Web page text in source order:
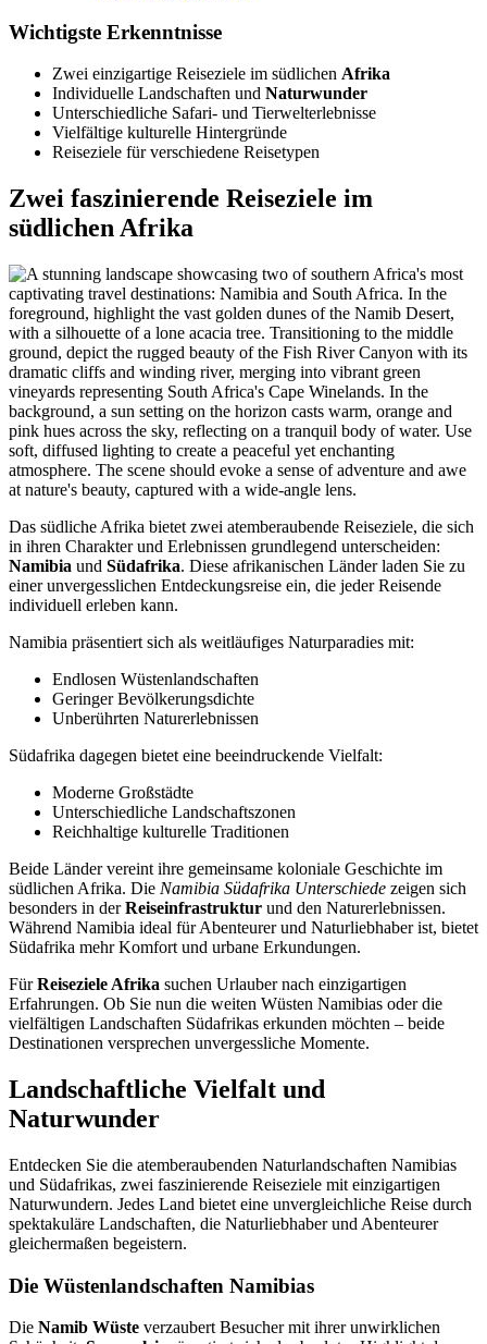
Wichtigste Erkenntnisse
Zwei einzigartige Reiseziele im südlichen Afrika
Individuelle Landschaften und Naturwunder
Unterschiedliche Safari- und Tierwelterlebnisse
Vielfältige kulturelle Hintergründe
Reiseziele für verschiedene Reisetypen
Zwei faszinierende Reiseziele im
südlichen Afrika
Das südliche Afrika bietet zwei atemberaubende Reiseziele, die sich
in ihren Charakter und Erlebnissen grundlegend unterscheiden:
Namibia und Südafrika. Diese afrikanischen Länder laden Sie zu
einer unvergesslichen Entdeckungsreise ein, die jeder Reisende
individuell erleben kann.
Namibia präsentiert sich als weitläufiges Naturparadies mit:
Endlosen Wüstenlandschaften
Geringer Bevölkerungsdichte
Unberührten Naturerlebnissen
Südafrika dagegen bietet eine beeindruckende Vielfalt:
Moderne Großstädte
Unterschiedliche Landschaftszonen
Reichhaltige kulturelle Traditionen
Beide Länder vereint ihre gemeinsame koloniale Geschichte im
südlichen Afrika. Die Namibia Südafrika Unterschiede zeigen sich
besonders in derReiseinfrastruktur und den Naturerlebnissen.
Während Namibia ideal für Abenteurer und Naturliebhaber ist, bietet
Südafrika mehr Komfort und urbane Erkundungen.
FürReiseziele Afrika suchen Urlauber nach einzigartigen
Erfahrungen. Ob Sie nun die weiten Wüsten Namibias oder die
vielfältigen Landschaften Südafrikas erkunden möchten – beide
Destinationen versprechen unvergessliche Momente.
Landschaftliche Vielfalt und
Naturwunder
Entdecken Sie die atemberaubenden Naturlandschaften Namibias
und Südafrikas, zwei faszinierende Reiseziele mit einzigartigen
Naturwundern. Jedes Land bietet eine unvergleichliche Reise durch
spektakuläre Landschaften, die Naturliebhaber und Abenteurer
gleichermaßen begeistern.
Die Wüstenlandschaften Namibias
Die Namib Wüste verzaubert Besucher mit ihrer unwirklichen